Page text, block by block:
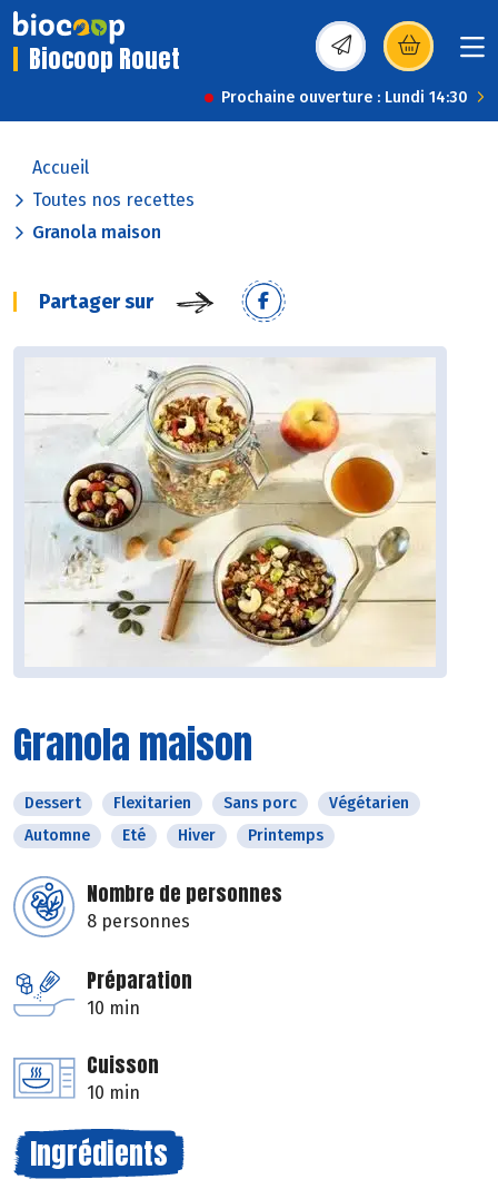
Biocoop Rouet (s’ouvre dans une
Prochaine ouverture : Lundi 14:30
Accueil
Toutes nos recettes
Granola maison
Partager sur
Granola maison
Dessert Flexitarien Sans porc
Végétarien
Automne
Eté Hiver Printemps
Nombre de personnes
8 personnes
Préparation
10 min
Cuisson
10 min
Ingrédients